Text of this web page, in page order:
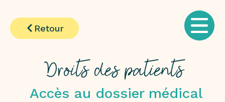
Retour
Droits des patients
Accès au dossier médical